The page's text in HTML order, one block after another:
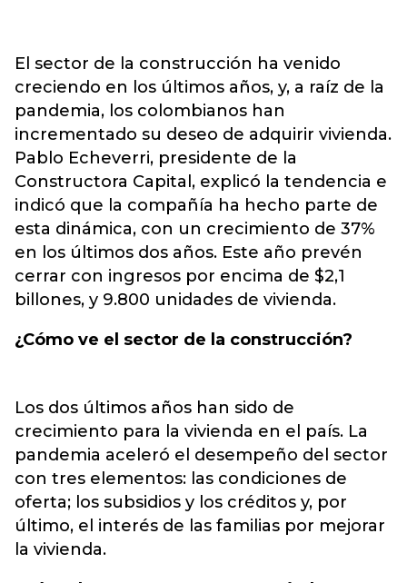
El sector de la construcción ha venido
creciendo en los últimos años, y, a raíz de la
pandemia, los colombianos han
incrementado su deseo de adquirir vivienda.
Pablo Echeverri, presidente de la
Constructora Capital, explicó la tendencia e
indicó que la compañía ha hecho parte de
esta dinámica, con un crecimiento de 37%
en los últimos dos años. Este año prevén
cerrar con ingresos por encima de $2,1
billones, y 9.800 unidades de vivienda.
¿Cómo ve el sector de la construcción?
Los dos últimos años han sido de
crecimiento para la vivienda en el país. La
pandemia aceleró el desempeño del sector
con tres elementos: las condiciones de
oferta; los subsidios y los créditos y, por
último, el interés de las familias por mejorar
la vivienda.